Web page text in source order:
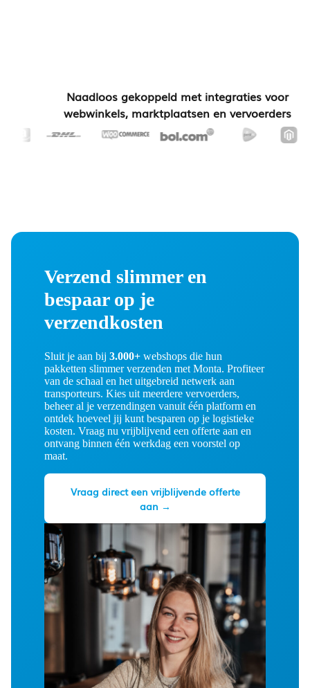
Naadloos gekoppeld met integraties voor
webwinkels, marktplaatsen en vervoerders
Verzend slimmer en
bespaar op je
verzendkosten
Sluit je aan bij 3.000+ webshops die hun
pakketten slimmer verzenden met Monta. Profiteer
van de schaal en het uitgebreid netwerk aan
transporteurs. Kies uit meerdere vervoerders,
beheer al je verzendingen vanuit één platform en
ontdek hoeveel jij kunt besparen op je logistieke
kosten. Vraag nu vrijblijvend een offerte aan en
ontvang binnen één werkdag een voorstel op
maat.
Vraag direct een vrijblijvende offerte
aan →